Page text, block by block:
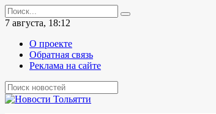
Перейти
к
содержанию
Search
for:
7 августа, 18:12
О проекте
Обратная связь
Реклама на сайте